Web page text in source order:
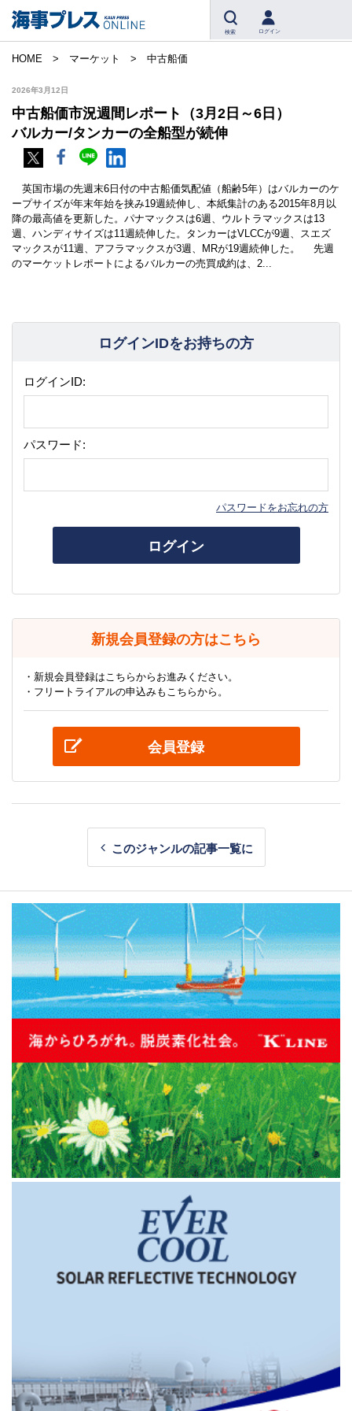
検索 ログイン
HOME マーケット 中古船価
2026年3月12日
中古船価市況週間レポート（3月2日～6日）
バルカー/タンカーの全船型が続伸
英国市場の先週末6日付の中古船価気配値（船齢5年）はバルカーのケ
ープサイズが年末年始を挟み19週続伸し、本紙集計のある2015年8月以
降の最高値を更新した。パナマックスは6週、ウルトラマックスは13
週、ハンディサイズは11週続伸した。タンカーはVLCCが9週、スエズ
マックスが11週、アフラマックスが3週、MRが19週続伸した。 先週
のマーケットレポートによるバルカーの売買成約は、2...
ログインIDをお持ちの方
ログインID:
パスワード:
パスワードをお忘れの方
ログイン
新規会員登録の方はこちら
・新規会員登録はこちらからお進みください。
・フリートライアルの申込みもこちらから。
会員登録
このジャンルの記事一覧に